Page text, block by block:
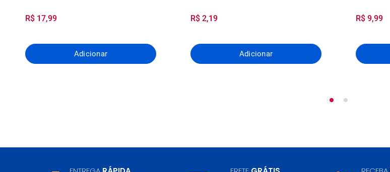
R$ 17,99
Adicionar
R$ 2,19
Adicionar
R$ 9,99